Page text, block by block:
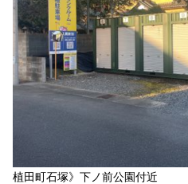
植田町石塚》下ノ前公園付近